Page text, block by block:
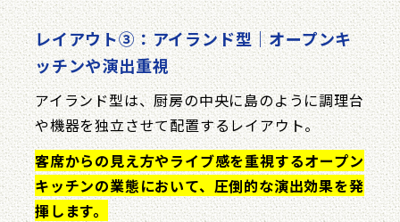
レイアウト③：アイランド型｜オープンキ
ッチンや演出重視
アイランド型は、厨房の中央に島のように調理台
や機器を独立させて配置するレイアウト。
客席からの見え方やライブ感を重視するオープン
キッチンの業態において、圧倒的な演出効果を発
揮します。